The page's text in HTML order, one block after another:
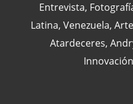
Entrevista,
Latina, Venezuela, Arte
Atardeceres,
Innovación
Europa